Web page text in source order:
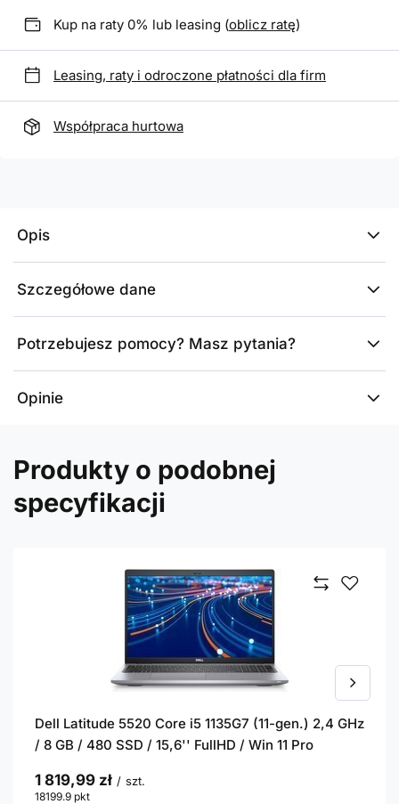
Kup na raty 0% lub leasing (oblicz ratę)
Leasing, raty i odroczone płatności dla firm
Współpraca hurtowa
Opis
Szczegółowe dane
Potrzebujesz pomocy? Masz pytania?
Opinie
Produkty o podobnej
specyfikacji
Dell Latitude 5520 Core i5 1135G7 (11-gen.) 2,4 GHz
/ 8 GB / 480 SSD / 15,6'' FullHD / Win 11 Pro
1 819,99 zł / szt.
18199.9 pkt